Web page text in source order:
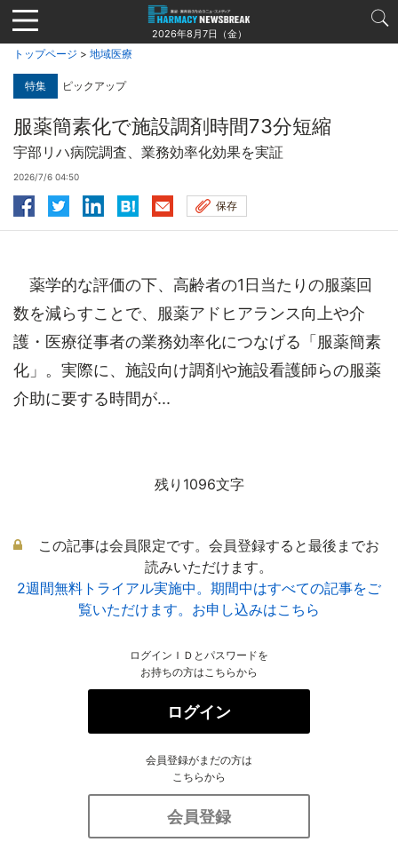
Jump
to
navigation
2026年8月7日（金）
トップページ > 地域医療
特集 ピックアップ
服薬簡素化で施設調剤時間73分短縮
宇部リハ病院調査、業務効率化効果を実証
2026/7/6 04:50
保存
薬学的な評価の下、高齢者の1日当たりの服薬回
数を減らすことで、服薬アドヒアランス向上や介
護・医療従事者の業務効率化につなげる「服薬簡素
化」。実際に、施設向け調剤や施設看護師らの服薬
介助に要する時間が...
残り1096文字
この記事は会員限定です。会員登録すると最後までお
読みいただけます。
2週間無料トライアル実施中。期間中はすべての記事をご
覧いただけます。お申し込みはこちら
ログインＩＤとパスワードを
お持ちの方はこちらから
ログイン
会員登録がまだの方は
こちらから
会員登録